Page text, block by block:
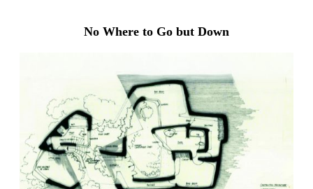
No Where to Go but Down